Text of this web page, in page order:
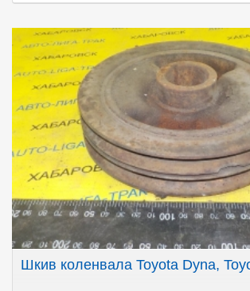
Шкив коленвала Toyota Dyna,